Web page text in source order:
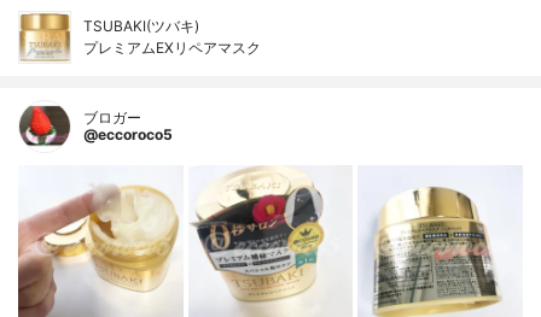
TSUBAKI(ツバキ)
プレミアムEXリペアマスク
ブロガー
@eccoroco5